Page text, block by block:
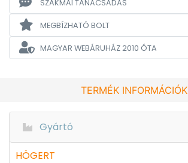
SZAKMAI TANÁCSADÁS
MEGBÍZHATÓ BOLT
MAGYAR WEBÁRUHÁZ2010 ÓTA
TERMÉK INFORMÁCIÓK
Gyártó
HÖGERT